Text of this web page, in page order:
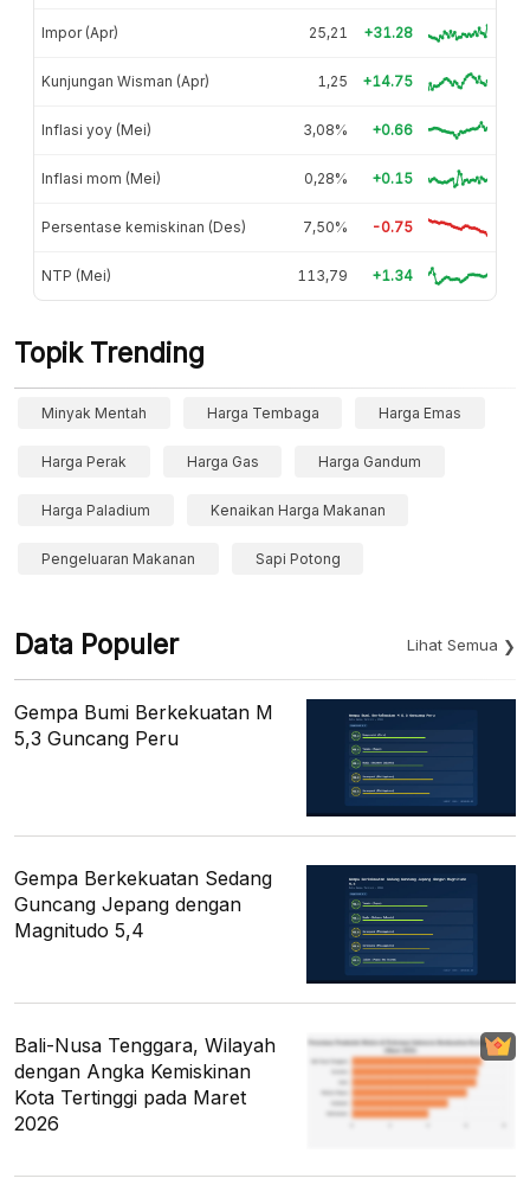
Impor (Apr) 25,21 +31.28
Kunjungan Wisman (Apr) 1,25 +14.75
Inflasi yoy (Mei) 3,08% +0.66
Inflasi mom (Mei) 0,28% +0.15
Persentase kemiskinan (Des) 7,50% -0.75
NTP (Mei) 113,79 +1.34
Topik Trending
Minyak Mentah Harga Tembaga Harga Emas
Harga Perak Harga Gas Harga Gandum
Harga Paladium Kenaikan Harga Makanan
Pengeluaran Makanan Sapi Potong
Data Populer Lihat Semua
Gempa Bumi Berkekuatan M
5,3 Guncang Peru
Gempa Berkekuatan Sedang
Guncang Jepang dengan
Magnitudo 5,4
Bali-Nusa Tenggara, Wilayah
dengan Angka Kemiskinan
Kota Tertinggi pada Maret
2026